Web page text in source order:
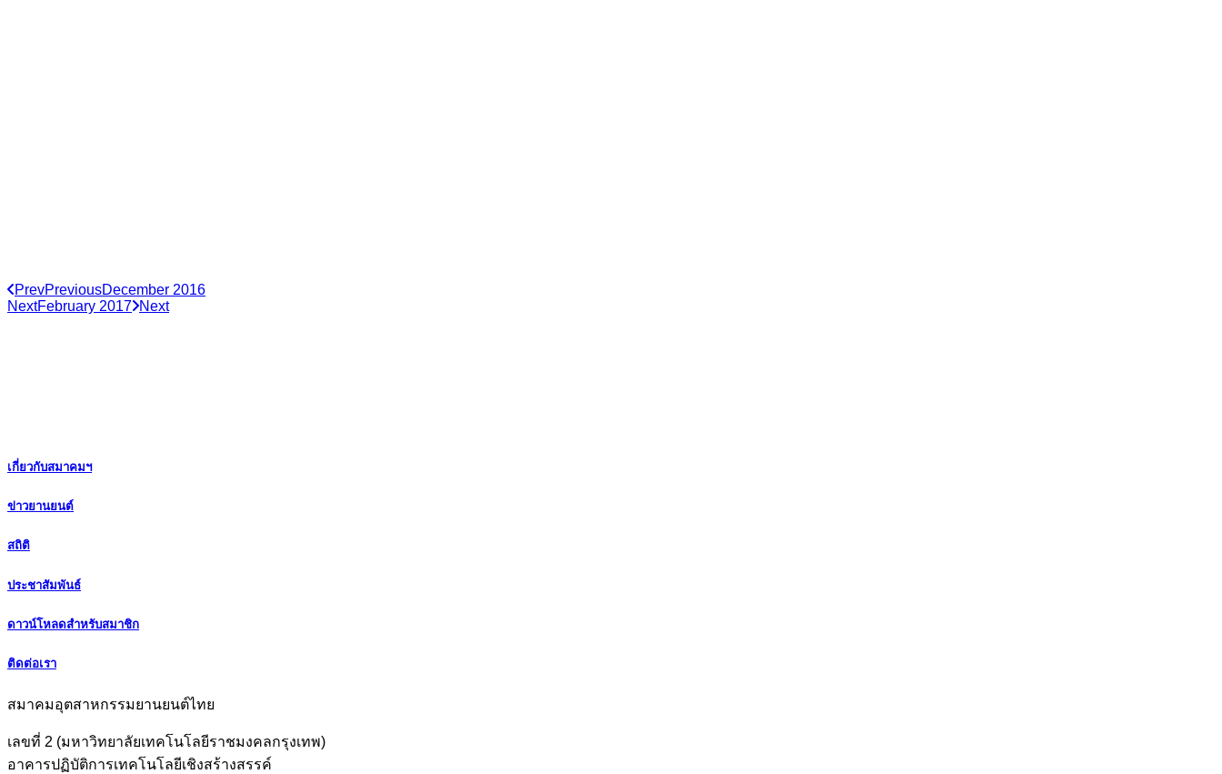
PrevPreviousDecember 2016
NextFebruary 2017 Next
เกี่ยวกับสมาคมฯ
ข่าวยานยนต์
สถิติ
ประชาสัมพันธ์
ดาวน์โหลดสำหรับสมาชิก
ติดต่อเรา
สมาคมอุตสาหกรรมยานยนต์ไทย
เลขที่ 2 (มหาวิทยาลัยเทคโนโลยีราชมงคลกรุงเทพ)
อาคารปฏิบัติการเทคโนโลยีเชิงสร้างสรรค์